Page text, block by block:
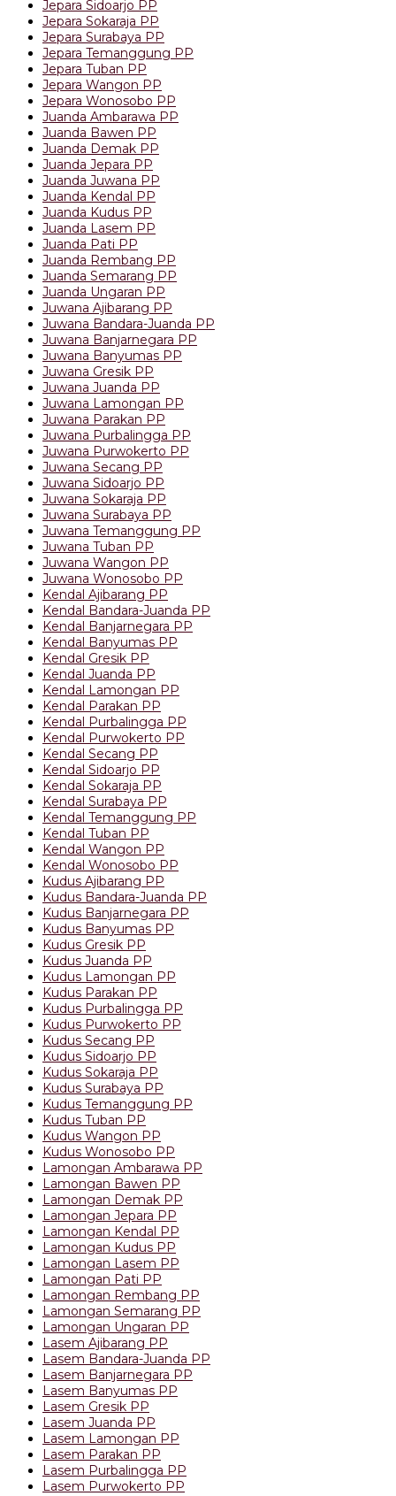
Jepara Sidoarjo PP
Jepara Sokaraja PP
Jepara Surabaya PP
Jepara Temanggung PP
Jepara Tuban PP
Jepara Wangon PP
Jepara Wonosobo PP
Juanda Ambarawa PP
Juanda Bawen PP
Juanda Demak PP
Juanda Jepara PP
Juanda Juwana PP
Juanda Kendal PP
Juanda Kudus PP
Juanda Lasem PP
Juanda Pati PP
Juanda Rembang PP
Juanda Semarang PP
Juanda Ungaran PP
Juwana Ajibarang PP
Juwana Bandara-Juanda PP
Juwana Banjarnegara PP
Juwana Banyumas PP
Juwana Gresik PP
Juwana Juanda PP
Juwana Lamongan PP
Juwana Parakan PP
Juwana Purbalingga PP
Juwana Purwokerto PP
Juwana Secang PP
Juwana Sidoarjo PP
Juwana Sokaraja PP
Juwana Surabaya PP
Juwana Temanggung PP
Juwana Tuban PP
Juwana Wangon PP
Juwana Wonosobo PP
Kendal Ajibarang PP
Kendal Bandara-Juanda PP
Kendal Banjarnegara PP
Kendal Banyumas PP
Kendal Gresik PP
Kendal Juanda PP
Kendal Lamongan PP
Kendal Parakan PP
Kendal Purbalingga PP
Kendal Purwokerto PP
Kendal Secang PP
Kendal Sidoarjo PP
Kendal Sokaraja PP
Kendal Surabaya PP
Kendal Temanggung PP
Kendal Tuban PP
Kendal Wangon PP
Kendal Wonosobo PP
Kudus Ajibarang PP
Kudus Bandara-Juanda PP
Kudus Banjarnegara PP
Kudus Banyumas PP
Kudus Gresik PP
Kudus Juanda PP
Kudus Lamongan PP
Kudus Parakan PP
Kudus Purbalingga PP
Kudus Purwokerto PP
Kudus Secang PP
Kudus Sidoarjo PP
Kudus Sokaraja PP
Kudus Surabaya PP
Kudus Temanggung PP
Kudus Tuban PP
Kudus Wangon PP
Kudus Wonosobo PP
Lamongan Ambarawa PP
Lamongan Bawen PP
Lamongan Demak PP
Lamongan Jepara PP
Lamongan Kendal PP
Lamongan Kudus PP
Lamongan Lasem PP
Lamongan Pati PP
Lamongan Rembang PP
Lamongan Semarang PP
Lamongan Ungaran PP
Lasem Ajibarang PP
Lasem Bandara-Juanda PP
Lasem Banjarnegara PP
Lasem Banyumas PP
Lasem Gresik PP
Lasem Juanda PP
Lasem Lamongan PP
Lasem Parakan PP
Lasem Purbalingga PP
Lasem Purwokerto PP